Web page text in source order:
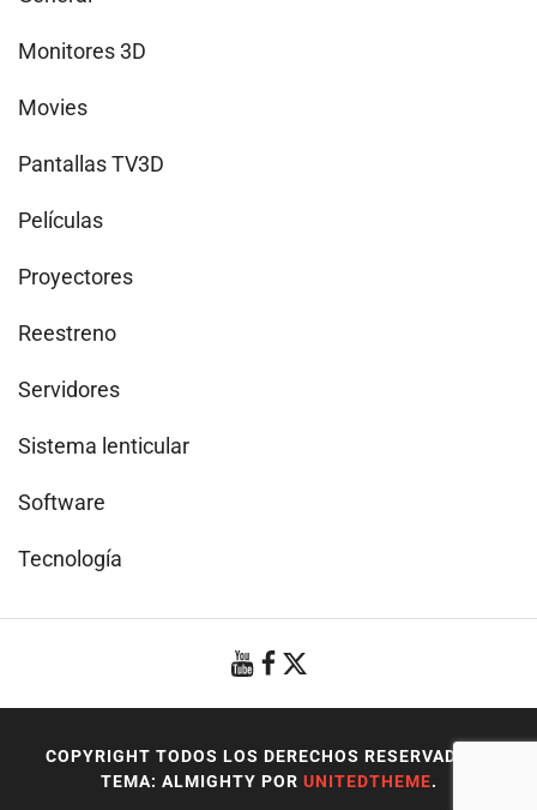
Monitores 3D
Movies
Pantallas TV3D
Películas
Proyectores
Reestreno
Servidores
Sistema lenticular
Software
Tecnología
COPYRIGHT TODOS LOS DERECHOS RESERVADOS
TEMA: ALMIGHTY POR UNITEDTHEME.